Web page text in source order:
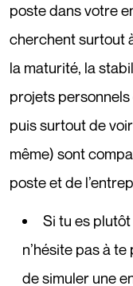
poste dans votre
cherchent surtout
la maturité, la
projets
puis surtout de
même) sont
poste et de
Si tu es
n’hésite pas à
de simuler une